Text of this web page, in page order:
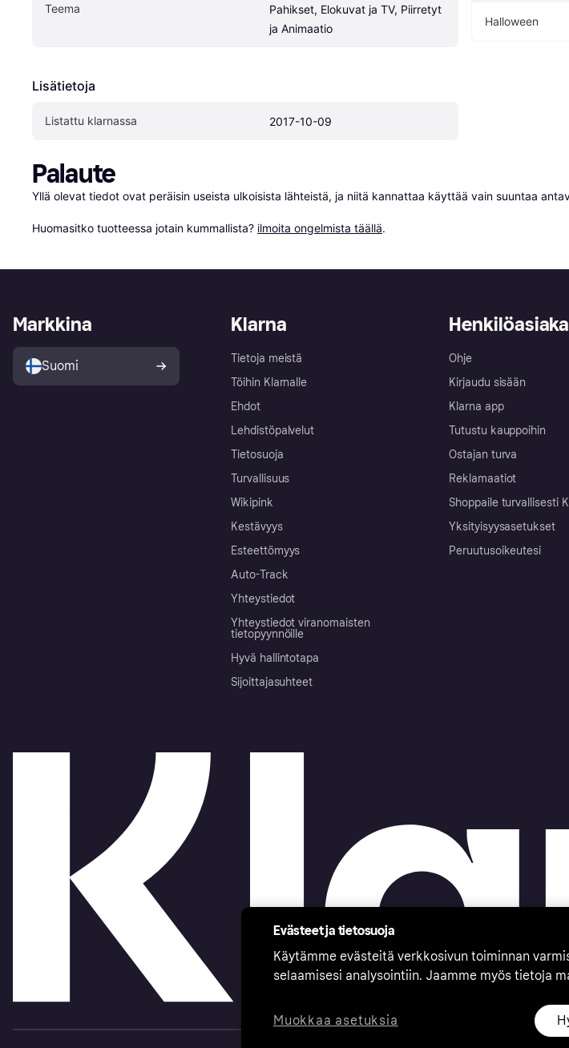
Teema
Pahikset, Elokuvat ja TV, Piirretyt
ja Animaatio
Lisätietoja
Listattu klarnassa 2017-10-09
Halloween
Palaute
Yllä olevat tiedot ovat peräisin useista ulkoisista lähteistä, ja niitä kannattaa käyttää vain suuntaa
Huomasitko tuotteessa jotain kummallista? ilmoita ongelmista täällä.
Klarna
Tietoja meistä
Töihin Klarnalle
Ehdot
Lehdistöpalvelut
Tietosuoja
Turvallisuus
Wikipink
Kestävyys
Esteettömyys
Auto-Track
Yhteystiedot
Yhteystiedot viranomaisten
tietopyynnöille
Hyvä hallintotapa
Sijoittajasuhteet
Ohje
Kirjaudu sisään
Klarna app
Tutustu kauppoihin
Ostajan turva
Reklamaatiot
Shoppaile turvallisesti
Yksityisyysasetukset
Peruutusoikeutesi
Markkina
Suomi
Evästeet ja tietosuoja
Käytämme evästeitä verkkosivun toiminnan
selaamisesi analysointiin. Jaamme myös tietoja
Muokkaa asetuksia